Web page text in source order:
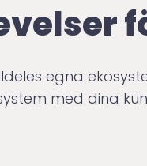
egna
med dina